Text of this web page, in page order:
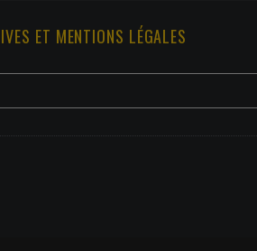
ET MENTIONS LÉGALES